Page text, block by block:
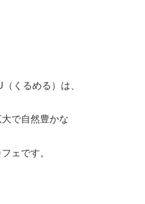
くるめる）は、
で自然豊かな
ェです。